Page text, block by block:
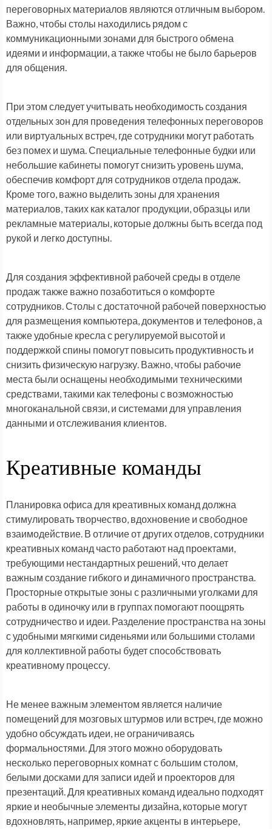
переговорных материалов являются отличным выбором.
Важно, чтобы столы находились рядом с
коммуникационными зонами для быстрого обмена
идеями и информации, а также чтобы не было барьеров
для общения.
При этом следует учитывать необходимость создания
отдельных зон для проведения телефонных переговоров
или виртуальных встреч, где сотрудники могут работать
без помех и шума. Специальные телефонные будки или
небольшие кабинеты помогут снизить уровень шума,
обеспечив комфорт для сотрудников отдела продаж.
Кроме того, важно выделить зоны для хранения
материалов, таких как каталог продукции, образцы или
рекламные материалы, которые должны быть всегда под
рукой и легко доступны.
Для создания эффективной рабочей среды в отделе
продаж также важно позаботиться о комфорте
сотрудников. Столы с достаточной рабочей поверхностью
для размещения компьютера, документов и телефонов, а
также удобные кресла с регулируемой высотой и
поддержкой спины помогут повысить продуктивность и
снизить физическую нагрузку. Важно, чтобы рабочие
места были оснащены необходимыми техническими
средствами, такими как телефоны с возможностью
многоканальной связи, и системами для управления
данными и отслеживания клиентов.
Креативные команды
Планировка офиса для креативных команд должна
стимулировать творчество, вдохновение и свободное
взаимодействие. В отличие от других отделов, сотрудники
креативных команд часто работают над проектами,
требующими нестандартных решений, что делает
важным создание гибкого и динамичного пространства.
Просторные открытые зоны с различными уголками для
работы в одиночку или в группах помогают поощрять
сотрудничество и идеи. Разделение пространства на зоны
с удобными мягкими сиденьями или большими столами
для коллективной работы будет способствовать
креативному процессу.
Не менее важным элементом является наличие
помещений для мозговых штурмов или встреч, где можно
удобно обсуждать идеи, не ограничиваясь
формальностями. Для этого можно оборудовать
несколько переговорных комнат с большим столом,
белыми досками для записи идей и проекторов для
презентаций. Для креативных команд идеально подходят
яркие и необычные элементы дизайна, которые могут
вдохновлять, например, яркие акценты в интерьере,